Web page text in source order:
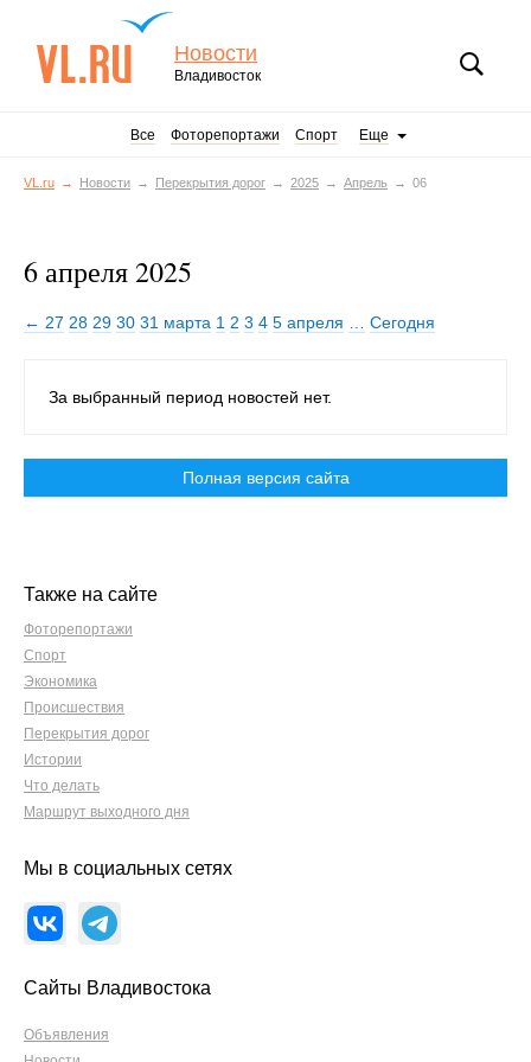
Новости
Владивосток
Все Фоторепортажи Спорт Еще
VL.ru Новости Перекрытия дорог 2025 Апрель 06
6 апреля 2025
← 27 28 29 30 31 марта 1 2 3 4 5 апреля Сегодня
За выбранный период новостей нет.
Полная версия сайта
Также на сайте
Фоторепортажи
Спорт
Экономика
Происшествия
Перекрытия дорог
Истории
Что делать
Маршрут выходного дня
Мы в социальных сетях
Сайты Владивостока
Объявления